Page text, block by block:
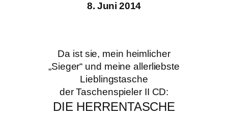
8. Juni 2014
Da ist sie, mein heimlicher
„Sieger“ und meine allerliebste
Lieblingstasche
der Taschenspieler II CD:
DIE HERRENTASCHE